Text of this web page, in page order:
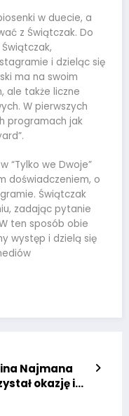
w duecie, a
z Świątczak. Do
i dzieląc się
ma na swoim
ale także liczne
W pierwszych
programach jak
“Tylko we Dwoje”
doświadczeniem, o
Świątczak
zadając pytanie
ten sposób obie
występ i dzielą się
Najmana
okazję i